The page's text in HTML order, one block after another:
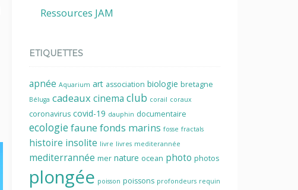
Ressources JAM
ETIQUETTES
apnée Aquarium art association biologie bretagne
Béluga cadeaux cinema club corail coraux
coronavirus covid-19 dauphin documentaire
ecologiefaune fonds marins fosse fractals
histoire insolite livre livres mediterannée
mediterrannée mer nature ocean photo photos
plongée poisson poissons profondeurs requin